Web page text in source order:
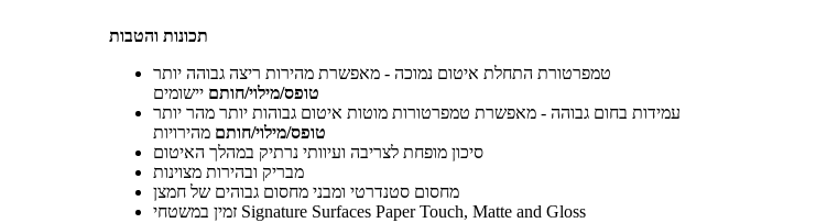
תכונות והטבות
טמפרטורת התחלת איטום נמוכה - מאפשרת מהירות ריצה גבוהה יותר
טופס/מילוי/חותם יישומים
עמידות בחום גבוהה - מאפשרת טמפרטורות מוטות איטום גבוהות יותר מהר יותר
טופס/מילוי/חותם מהירויות
סיכון מופחת לצריבה ועיוותי נרתיק במהלך האיטום
מבריק ובהירות מצוינות
מחסום סטנדרטי ומבני מחסום גבוהים של חמצן
זמין במשטחי Signature Surfaces Paper Touch, Matte and Gloss